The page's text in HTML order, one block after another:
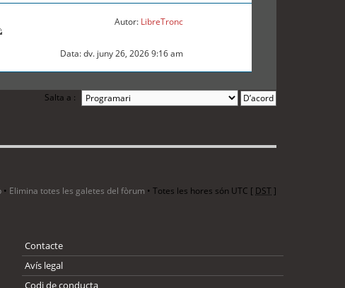
Autor: LibreTronc
Data: dv. juny 26, 2026 9:16 am
Salta a :
• Elimina totes les galetes del fòrum • Totes les hores són UTC [ DST]
Contacte
Avís legal
Codi de conducta